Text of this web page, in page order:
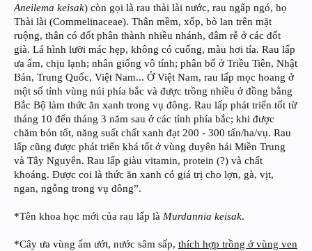
Aneilema keisak) còn gọi là rau thài lài nước, rau ngấp ngó, họ
Thài lài (Commelinaceae). Thân mềm, xốp, bò lan trên mặt
ruộng, thân có đốt phân thành nhiều nhánh, đâm rễ ở các đốt
già. Lá hình lưỡi mác hẹp, không có cuống, màu hơi tía. Rau lấp
ưa ẩm, chịu lạnh; nhân giống vô tính; phân bố ở Triều Tiên, Nhật
Bản, Trung Quốc, Việt Nam... Ở Việt Nam, rau lấp mọc hoang ở
một số tỉnh vùng núi phía bắc và được trồng nhiều ở đồng bằng
Bắc Bộ làm thức ăn xanh trong vụ đông. Rau lấp phát triển tốt từ
tháng 10 đến tháng 3 năm sau ở các tỉnh phía bắc; khi được
chăm bón tốt, năng suất chất xanh đạt 200 - 300 tấn/ha/vụ. Rau
lấp cũng được phát triển khá tốt ở vùng duyên hải Miền Trung
và Tây Nguyên. Rau lấp giàu vitamin, protein (?) và chất
khoáng. Được coi là thức ăn xanh có giá trị cho lợn, gà, vịt,
ngan, ngỗng trong vụ đông”.
*Tên khoa học mới của rau lấp là Murdannia keisak.
*Cây ưa vùng ẩm ướt, nước sâm sấp, thích hợp trồng ở vùng ven